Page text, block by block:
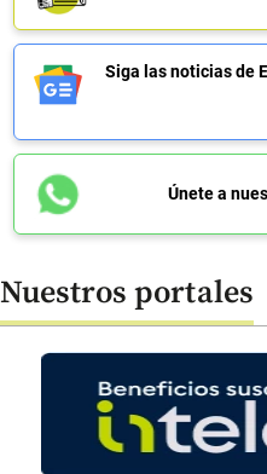
Siga las noticias de
Únete a
Nuestros portales